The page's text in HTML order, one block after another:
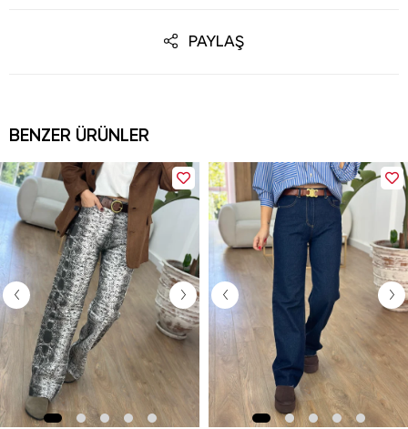
PAYLAŞ
BENZER ÜRÜNLER